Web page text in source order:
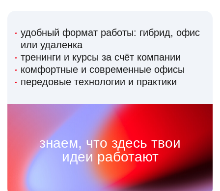
удобный формат работы: гибрид, офис
или удаленка
тренинги и курсы за счёт компании
комфортные и современные офисы
передовые технологии и практики
знаем, что здесь твои
идеи работают